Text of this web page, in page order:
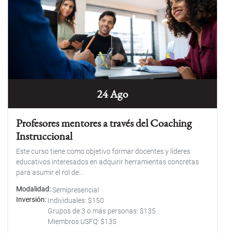
24 Ago
Profesores mentores a través del Coaching
Instruccional
Este curso tiene como objetivo formar docentes y líderes
educativos interesados en adquirir herramientas concretas
para asumir el rol de...
Modalidad Semipresencial
Inversión Individuales: $150
Grupos de 3 o más personas: $135
Miembros USFQ: $135